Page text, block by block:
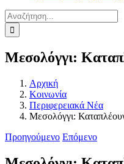
Αναζήτηση
για:
Μεσολόγγι:
Αρχική
Κοινωνία
Περιφερειακά Νέα
Μεσολόγγι:
Προηγούμενο Επόμενο